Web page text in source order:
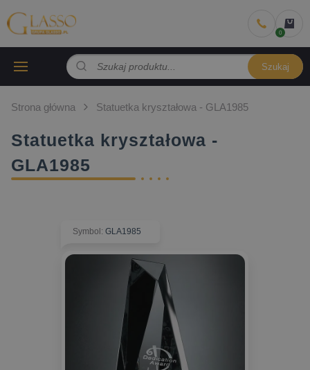
Szukaj
Strona główna Statuetka kryształowa - GLA1985
Statuetka kryształowa -
GLA1985
Symbol : GLA1985